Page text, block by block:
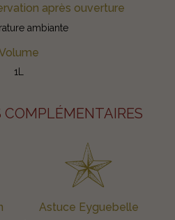
après ouverture
ambiante
1L
Astuce Eyguebelle